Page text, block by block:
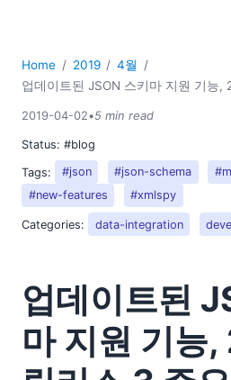
Home 2019
4월
업데이트된 JSON 스키마 지원 기능,
2019-04-02•5 min read
Status: #blog
Tags:
#json #json-schema
#new-features
#xmlspy
Categories: data-integration
업데이트된
마 지원 기능